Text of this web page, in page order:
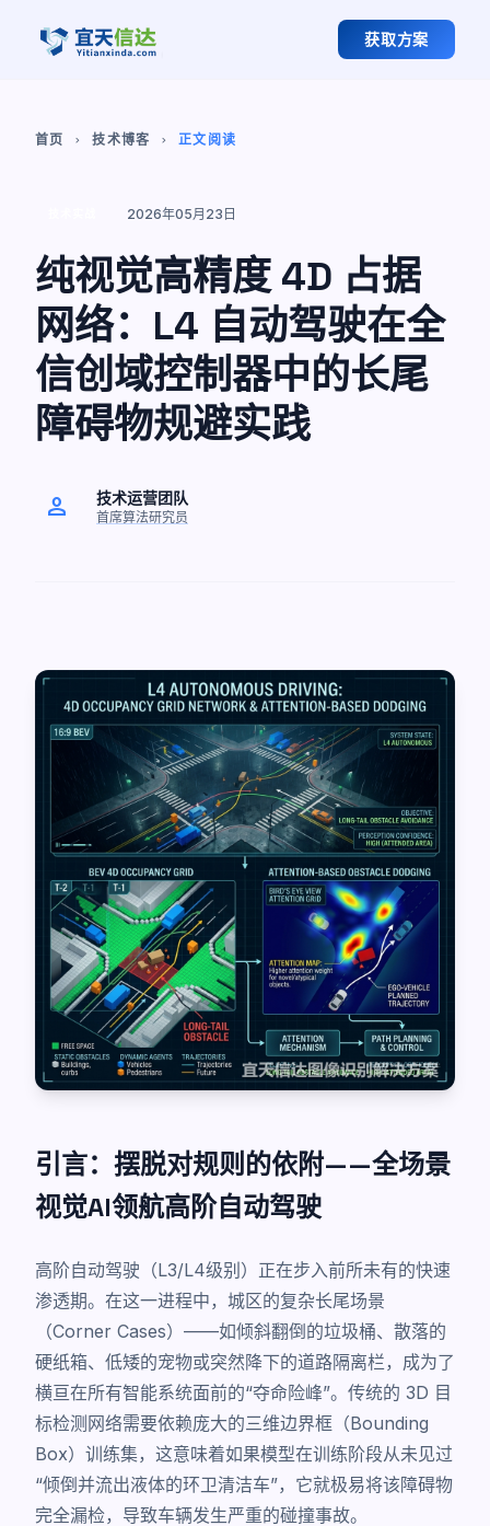
获取方案
首页 chevron_right 技术博客 chevron_right 正文阅读
2026年05月23日
纯视觉高精度 4D 占据
网络：L4 自动驾驶在全
信创域控制器中的长尾
障碍物规避实践
person 技术运营团队
首席算法研究员
引言：摆脱对规则的依附——全场景
视觉AI领航高阶自动驾驶
高阶自动驾驶（L3/L4级别）正在步入前所未有的快速
渗透期。在这一进程中，城区的复杂长尾场景
（Corner Cases）——如倾斜翻倒的垃圾桶、散落的
硬纸箱、低矮的宠物或突然降下的道路隔离栏，成为了
横亘在所有智能系统面前的“夺命险峰”。传统的 3D 目
标检测网络需要依赖庞大的三维边界框（Bounding
Box）训练集，这意味着如果模型在训练阶段从未见过
“倾倒并流出液体的环卫清洁车”，它就极易将该障碍物
完全漏检，导致车辆发生严重的碰撞事故。